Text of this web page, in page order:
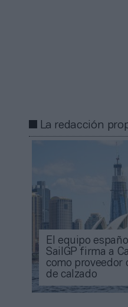
La redacción
El equipo
SailGP firma a
como proveedor
de calzado